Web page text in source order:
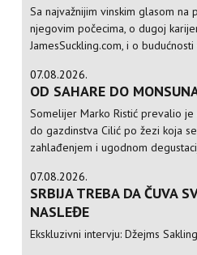
Sa najvažnijim vinskim glasom
njegovim počecima, o dugoj
JamesSuckling.com, i o
07.08.2026.
OD SAHARE DO
Somelijer Marko Ristić prevalio
do gazdinstva Cilić po žezi koja
zahlađenjem i ugodnom
07.08.2026.
SRBIJA TREBA DA ČUVA
NASLEĐE
Ekskluzivni intervju: Džejms